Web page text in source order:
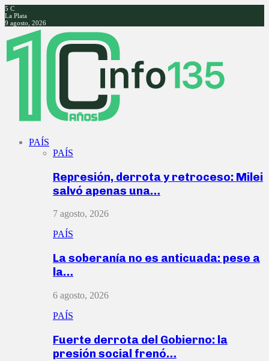
5 C
La Plata
9 agosto, 2026
Facebook
Twitter
Instagram
Youtube
PAÍS
PAÍS
Represión, derrota y retroceso: Milei
salvó apenas una…
7 agosto, 2026
PAÍS
La soberanía no es anticuada: pese a
la…
6 agosto, 2026
PAÍS
Fuerte derrota del Gobierno: la
presión social frenó…